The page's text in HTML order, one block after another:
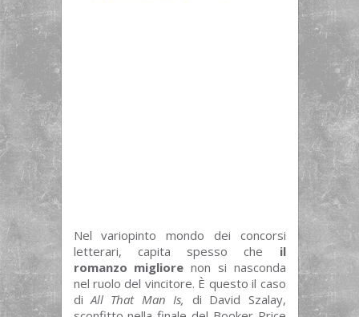
Nel variopinto mondo dei concorsi
letterari, capita spesso che il
romanzo migliore non si nasconda
nel ruolo del vincitore. È questo il caso
di All That Man Is, di David Szalay,